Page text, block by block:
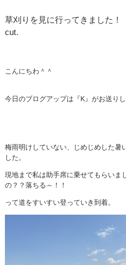
草刈りを見に行ってきました
cut.
こんにちわ＾＾
今日のブログアップは『K』がお送りし
梅雨明けしていない、じめじめした暑
した。
現地まで私は助手席に乗せてもらいま
の？？落ちる～！！
って道をすいすい登っていき到着。